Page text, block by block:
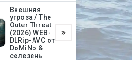
Внешняя
угроза / The
Outer Threat
(2026) WEB-
DLRip-AVC от
DoMiNo &
селезень